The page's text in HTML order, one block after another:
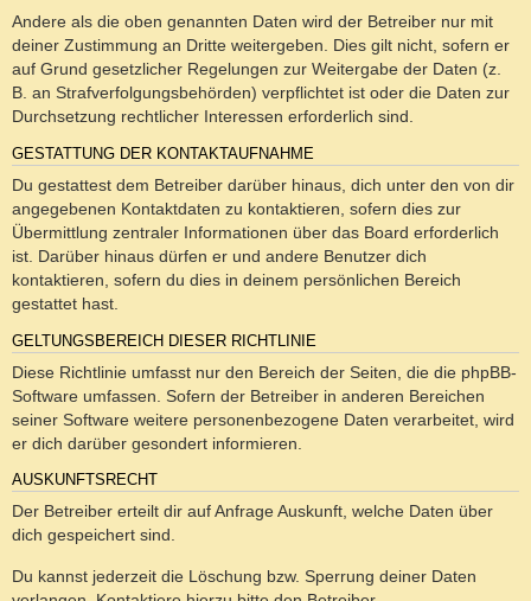
Andere als die oben genannten Daten wird der Betreiber nur mit
deiner Zustimmung an Dritte weitergeben. Dies gilt nicht, sofern er
auf Grund gesetzlicher Regelungen zur Weitergabe der Daten (z.
B. an Strafverfolgungsbehörden) verpflichtet ist oder die Daten zur
Durchsetzung rechtlicher Interessen erforderlich sind.
GESTATTUNG DER KONTAKTAUFNAHME
Du gestattest dem Betreiber darüber hinaus, dich unter den von dir
angegebenen Kontaktdaten zu kontaktieren, sofern dies zur
Übermittlung zentraler Informationen über das Board erforderlich
ist. Darüber hinaus dürfen er und andere Benutzer dich
kontaktieren, sofern du dies in deinem persönlichen Bereich
gestattet hast.
GELTUNGSBEREICH DIESER RICHTLINIE
Diese Richtlinie umfasst nur den Bereich der Seiten, die die phpBB-
Software umfassen. Sofern der Betreiber in anderen Bereichen
seiner Software weitere personenbezogene Daten verarbeitet, wird
er dich darüber gesondert informieren.
AUSKUNFTSRECHT
Der Betreiber erteilt dir auf Anfrage Auskunft, welche Daten über
dich gespeichert sind.
Du kannst jederzeit die Löschung bzw. Sperrung deiner Daten